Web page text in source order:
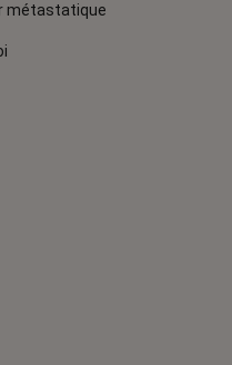
métastatique